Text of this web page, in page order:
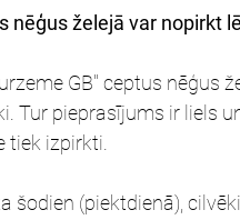
nēģus želejā var nopirkt
GB" ceptus nēģus
Tur pieprasījums ir liels
tiek izpirkti.
šodien (piektdienā),